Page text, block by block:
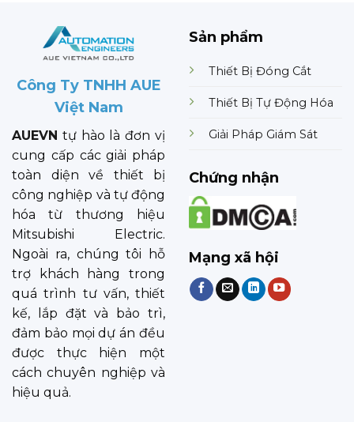
Công Ty TNHH AUE
Việt Nam
AUEVN tự hào là đơn vị
cung cấp các giải pháp
toàn diện về thiết bị
công nghiệp và tự động
hóa từ thương hiệu
Mitsubishi Electric.
Ngoài ra, chúng tôi hỗ
trợ khách hàng trong
quá trình tư vấn, thiết
kế, lắp đặt và bảo trì,
đảm bảo mọi dự án đều
được thực hiện một
cách chuyên nghiệp và
hiệu quả.
Sản phẩm
Thiết Bị Đóng Cắt
Thiết Bị Tự Động Hóa
Giải Pháp Giám Sát
Chứng nhận
Mạng xã hội